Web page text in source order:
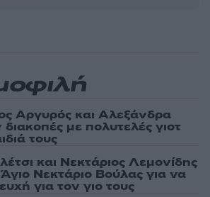
Αργυρός και Αλεξάνδρα
με πολυτελές γιοτ
τους
και Νεκτάριος Λεμονίδης
Νεκτάριο Βούλας για να
για τον γιο τους